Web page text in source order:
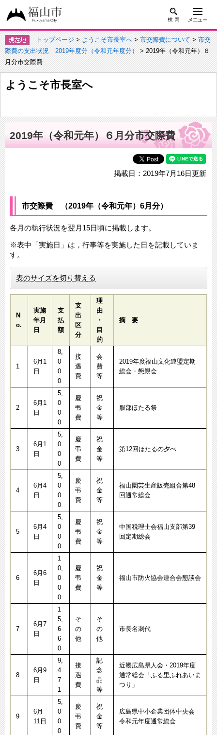
トップページ>ようこそ市長室へ>市交際費について>市交
際費の支出状況 2019年度分（令和元年度分）> 2019年（令和元年）６
月分市交際費
ようこそ市長室へ
2019年（令和元年）６月分市交際費
掲載日：2019年7月16日更新
市交際費 （2019年（令和元年）6月分）
各月の執行状況を翌月15日頃に掲載します。
※表中「実施日」は，行事等を実施した日を記載していま
す。
表のサイズを切り替える
N
o.
実施
年月
日
支
払
額
支
出
区
分
理
由
・
目
的
摘 要
1
6月1
日
8,
0
0
0
接
遇
費
会
費
等
2019年度福山文化連盟定期
総会・懇親会
2
6月1
日
5,
0
0
0
慶
弔
費
祝
金
等
服部ほたる祭
3
6月1
日
5,
0
0
0
慶
弔
費
祝
金
等
第12回ほたるの夕べ
4
6月4
日
5,
0
0
0
慶
弔
費
祝
金
等
福山園芸生産販売組合第48
回通常総会
5
6月4
日
5,
0
0
0
慶
弔
費
祝
金
等
中国税理士会福山支部第39
回定期総会
6
6月6
日
1
0,
0
0
0
慶
弔
費
祝
金
等
福山市防火協会連合会懇談会
7
6月7
日
1
5,
6
6
0
そ
の
他
そ
の
他
市長名刺代
8
6月9
日
9,
4
7
1
接
遇
費
記
念
品
等
近畿広島県人会・2019年度
通常総会「ふる里ふれあいま
つり」
9
6月
11日
5,
0
0
0
慶
弔
費
祝
金
等
広島県中小企業団体中央会
令和元年度通常総会